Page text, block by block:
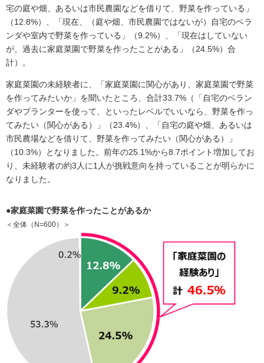
宅の庭や畑、あるいは市民農園などを借りて、野菜を作っている」
（12.8%）、「現在、（庭や畑、市民農園ではないが）自宅のベラ
ンダや室内で野菜を作っている」（9.2%）、「現在はしていない
が、過去に家庭菜園で野菜を作ったことがある」（24.5%）合
計）。
家庭菜園の未経験者に、「家庭菜園に関心があり、家庭菜園で野菜
を作ってみたいか」を聞いたところ、合計33.7%（「自宅のベラン
ダやプランターを使って、といったレベルでいいなら、野菜を作っ
てみたい（関心がある）」（23.4%）、「自宅の庭や畑、あるいは
市民農場などを借りて、野菜を作ってみたい（関心がある）」
（10.3%）となりました。前年の25.1%から8.7ポイント増加してお
り、未経験者の約3人に1人が挑戦意向を持っていることが明らかに
なりました。
●家庭菜園で野菜を作ったことがあるか
＜全体（N=600）＞